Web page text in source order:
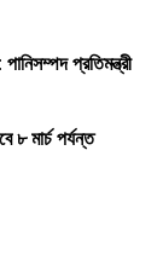
প্রতিমন্ত্রী
৮ মার্চ পর্যন্ত